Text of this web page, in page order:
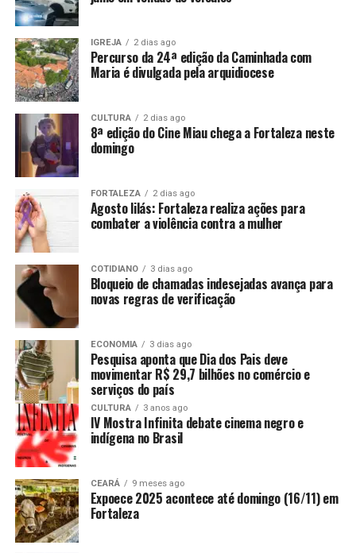
IGREJA 2 dias ago
Percurso da 24ª edição da Caminhada com
Maria é divulgada pela arquidiocese
CULTURA 2 dias ago
8ª edição do Cine Miau chega a Fortaleza neste
domingo
FORTALEZA 2 dias ago
Agosto lilás: Fortaleza realiza ações para
combater a violência contra a mulher
COTIDIANO 3 dias ago
Bloqueio de chamadas indesejadas avança para
novas regras de verificação
ECONOMIA 3 dias ago
Pesquisa aponta que Dia dos Pais deve
movimentar R$ 29,7 bilhões no comércio e
serviços do país
CULTURA 3 anos ago
IV Mostra Infinita debate cinema negro e
indígena no Brasil
CEARÁ 9 meses ago
Expoece 2025 acontece até domingo (16/11) em
Fortaleza